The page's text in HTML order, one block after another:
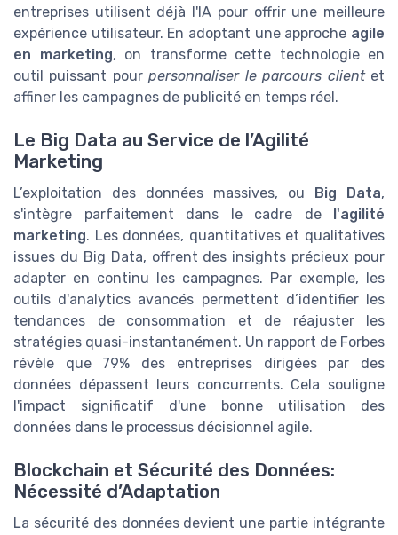
entreprises utilisent déjà l'IA pour offrir une meilleure
expérience utilisateur. En adoptant une approche agile
en marketing, on transforme cette technologie en
outil puissant pourpersonnaliser le parcours clientet
affiner les campagnes de publicité en temps réel.
Le Big Data au Service de l’Agilité
Marketing
L’exploitation des données massives, ou Big Data,
s'intègre parfaitement dans le cadre de l'agilité
marketing. Les données, quantitatives et qualitatives
issues du Big Data, offrent des insights précieux pour
adapter en continu les campagnes. Par exemple, les
outils d'analytics avancés permettent d’identifier les
tendances de consommation et de réajuster les
stratégies quasi-instantanément. Un rapport de Forbes
révèle que 79% des entreprises dirigées par des
données dépassent leurs concurrents. Cela souligne
l'impact significatif d'une bonne utilisation des
données dans le processus décisionnel agile.
Blockchain et Sécurité des Données:
Nécessité d’Adaptation
La sécurité des données devient une partie intégrante